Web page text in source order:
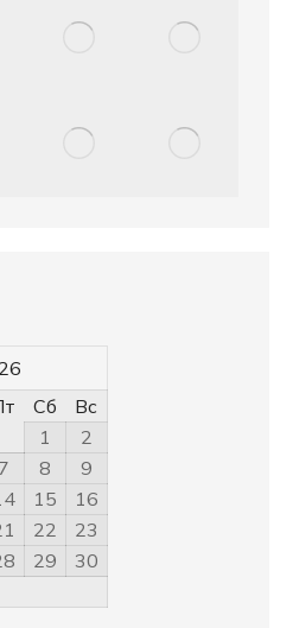
Сб
Вс
1
2
7 8
9
15
16
22
23
29
30